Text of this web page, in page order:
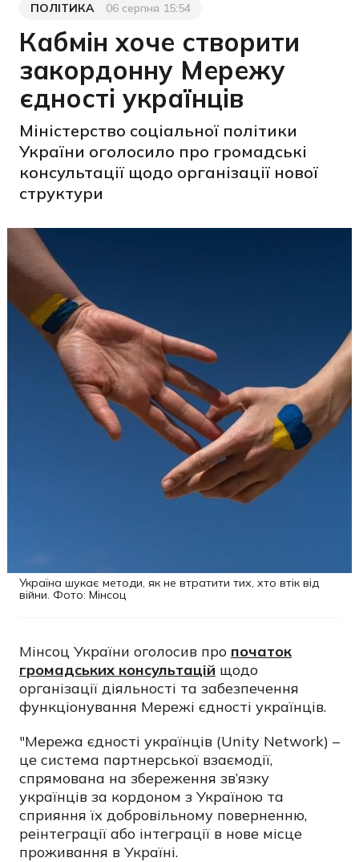
Категорія
ПОЛІТИКА
Дата публікації06 серпня 15:54
Кабмін хоче створити
закордонну Мережу
єдності українців
Міністерство соціальної політики
України оголосило про громадські
консультації щодо організації нової
структури
Україна шукає методи, як не втратити тих, хто втік від
війни. Фото: Мінсоц
Мінсоц України оголосив про початок
громадських консультацій щодо
організації діяльності та забезпечення
функціонування Мережі єдності українців.
"Мережа єдності українців (Unity Network) –
це система партнерської взаємодії,
спрямована на збереження зв’язку
українців за кордоном з Україною та
сприяння їх добровільному поверненню,
реінтеграції або інтеграції в нове місце
проживання в Україні.